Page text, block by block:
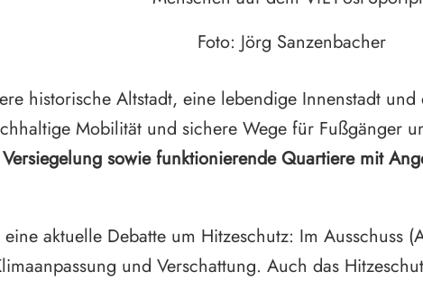
Foto: Jörg Sanzenbacher
historische Altstadt, eine lebendige Innenstadt
Mobilität und sichere Wege für Fußgänger
sowie funktionierende Quartiere mit
aktuelle Debatte um Hitzeschutz: Im Ausschuss
und Verschattung. Auch das